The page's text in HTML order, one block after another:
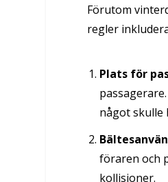
Förutom
regler
Plats för
något skulle
föraren och
kollisioner.